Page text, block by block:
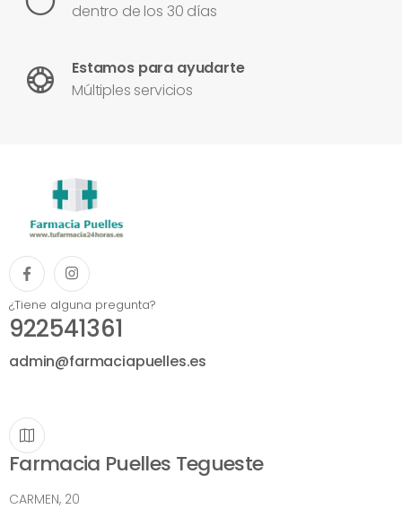
dentro de los 30 días
Estamos para ayudarte
Múltiples servicios
¿Tiene alguna pregunta?
922541361
admin@farmaciapuelles.es
Farmacia Puelles Tegueste
CARMEN, 20